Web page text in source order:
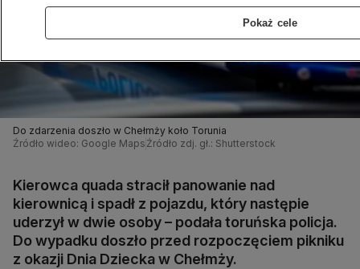
Do zdarzenia doszło w Chełmży koło Torunia
Źródło wideo: Google Maps Źródło zdj. gł.: Shutterstock
Kierowca quada stracił panowanie nad
kierownicą i spadł z pojazdu, który następie
uderzył w dwie osoby – podała toruńska policja.
Do wypadku doszło przed rozpoczęciem pikniku
z okazji Dnia Dziecka w Chełmży.
Pokaż cele